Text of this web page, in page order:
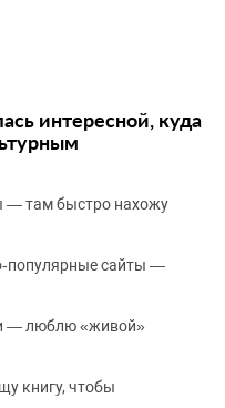
интересной, куда
— там быстро нахожу
сайты —
— люблю «живой»
книгу, чтобы